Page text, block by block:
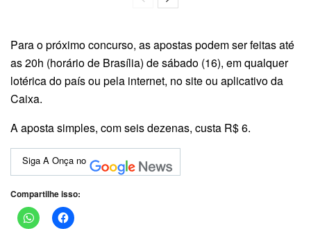
Para o próximo concurso, as apostas podem ser feitas até
as 20h (horário de Brasília) de sábado (16), em qualquer
lotérica do país ou pela internet, no site ou aplicativo da
Caixa.
A aposta simples, com seis dezenas, custa R$ 6.
Siga A Onça no
Compartilhe isso: